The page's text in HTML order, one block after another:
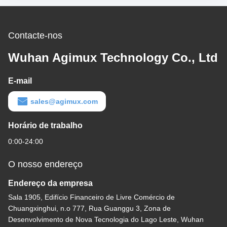
Contacte-nos
Wuhan Agimux Technology Co., Ltd
E-mail
sales@agimux.com
Horário de trabalho
0:00-24:00
O nosso endereço
Endereço da empresa
Sala 1905, Edifício Financeiro de Livre Comércio de
Chuangxinghui, n.o 777, Rua Guanggu 3, Zona de
Desenvolvimento de Nova Tecnologia do Lago Leste, Wuhan